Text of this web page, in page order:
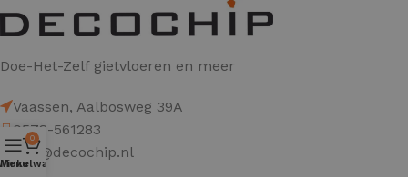
Doe-Het-Zelf gietvloeren en meer
Vaassen, Aalbosweg 39A
0578-561283
info@decochip.nl
Menu
0